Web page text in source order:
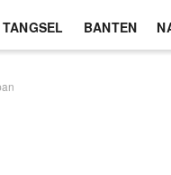
BANTEN